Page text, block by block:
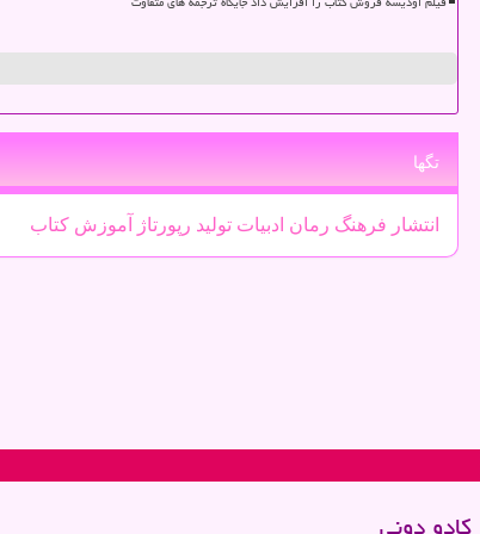
تگها
انتشار فرهنگ رمان ادبیات تولید رپورتاژ آموزش كتاب